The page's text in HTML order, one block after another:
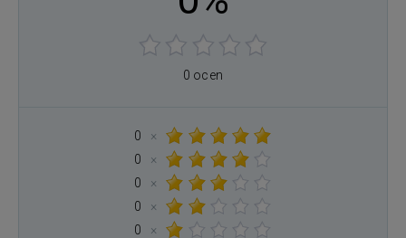
0 ocen
0
×
0
×
0
×
0
×
0
×